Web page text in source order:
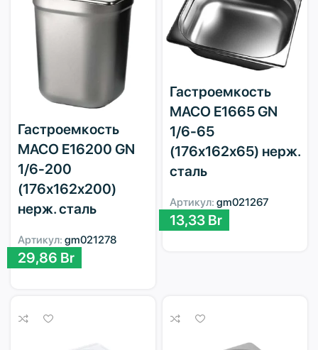
Гастроемкость
MACO E16200 GN
1/6-200
(176х162х200)
нерж. сталь
Артикул: gm021278
29,86 Br
Гастроемкость
MACO E1665 GN
1/6-65
(176х162х65) нерж.
сталь
Артикул: gm021267
13,33 Br